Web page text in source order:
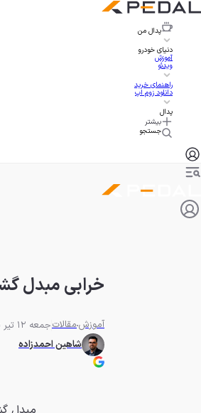
پدال من
دنیای خودرو
آموزش
ویدئو
راهنمای خرید
دانلود زوم اپ
پدال
بیشتر
جستجو
خرابی مبدل
آموزشمقالاتجمعه 12 تیر 1405 - 17:00
شاهین احمدزاده